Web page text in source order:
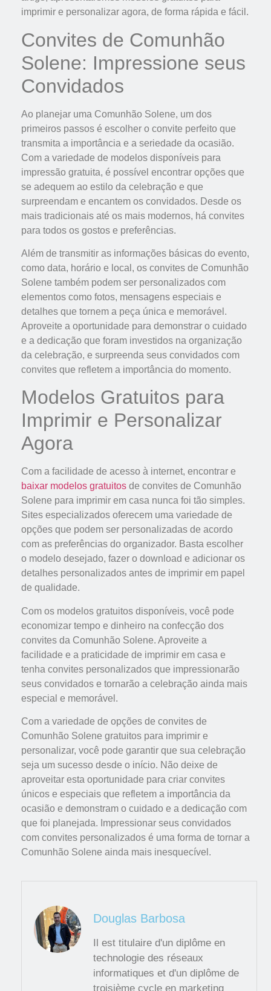
imprimir e personalizar agora, de forma rápida e fácil.
Convites de Comunhão
Solene: Impressione seus
Convidados
Ao planejar uma Comunhão Solene, um dos
primeiros passos é escolher o convite perfeito que
transmita a importância e a seriedade da ocasião.
Com a variedade de modelos disponíveis para
impressão gratuita, é possível encontrar opções que
se adequem ao estilo da celebração e que
surpreendam e encantem os convidados. Desde os
mais tradicionais até os mais modernos, há convites
para todos os gostos e preferências.
Além de transmitir as informações básicas do evento,
como data, horário e local, os convites de Comunhão
Solene também podem ser personalizados com
elementos como fotos, mensagens especiais e
detalhes que tornem a peça única e memorável.
Aproveite a oportunidade para demonstrar o cuidado
e a dedicação que foram investidos na organização
da celebração, e surpreenda seus convidados com
convites que refletem a importância do momento.
Modelos Gratuitos para
Imprimir e Personalizar
Agora
Com a facilidade de acesso à internet, encontrar e
baixar modelos gratuitos de convites de Comunhão
Solene para imprimir em casa nunca foi tão simples.
Sites especializados oferecem uma variedade de
opções que podem ser personalizadas de acordo
com as preferências do organizador. Basta escolher
o modelo desejado, fazer o download e adicionar os
detalhes personalizados antes de imprimir em papel
de qualidade.
Com os modelos gratuitos disponíveis, você pode
economizar tempo e dinheiro na confecção dos
convites da Comunhão Solene. Aproveite a
facilidade e a praticidade de imprimir em casa e
tenha convites personalizados que impressionarão
seus convidados e tornarão a celebração ainda mais
especial e memorável.
Com a variedade de opções de convites de
Comunhão Solene gratuitos para imprimir e
personalizar, você pode garantir que sua celebração
seja um sucesso desde o início. Não deixe de
aproveitar esta oportunidade para criar convites
únicos e especiais que refletem a importância da
ocasião e demonstram o cuidado e a dedicação com
que foi planejada. Impressionar seus convidados
com convites personalizados é uma forma de tornar a
Comunhão Solene ainda mais inesquecível.
Douglas Barbosa
Il est titulaire d'un diplôme en
technologie des réseaux
informatiques et d'un diplôme de
troisième cycle en marketing